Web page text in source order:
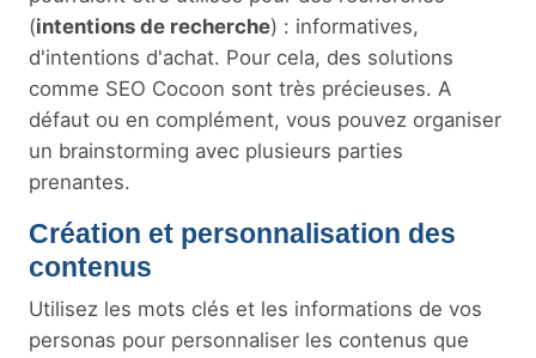
(intentions de recherche) : informatives,
d'intentions d'achat. Pour cela, des solutions
comme SEO Cocoon sont très précieuses. A
défaut ou en complément, vous pouvez organiser
un brainstorming avec plusieurs parties
prenantes.
Création et personnalisation des
contenus
Utilisez les mots clés et les informations de vos
personas pour personnaliser les contenus que